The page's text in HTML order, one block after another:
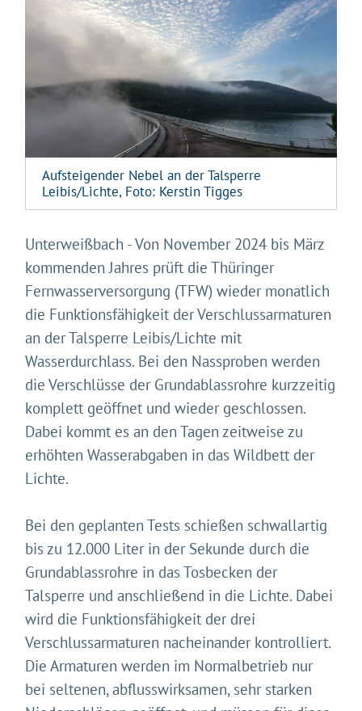
Aufsteigender Nebel an der Talsperre
Leibis/Lichte, Foto: Kerstin Tigges
Unterweißbach - Von November 2024 bis März
kommenden Jahres prüft die Thüringer
Fernwasserversorgung (TFW) wieder monatlich
die Funktionsfähigkeit der Verschlussarmaturen
an der Talsperre Leibis/Lichte mit
Wasserdurchlass. Bei den Nassproben werden
die Verschlüsse der Grundablassrohre kurzzeitig
komplett geöffnet und wieder geschlossen.
Dabei kommt es an den Tagen zeitweise zu
erhöhten Wasserabgaben in das Wildbett der
Lichte.
Bei den geplanten Tests schießen schwallartig
bis zu 12.000 Liter in der Sekunde durch die
Grundablassrohre in das Tosbecken der
Talsperre und anschließend in die Lichte. Dabei
wird die Funktionsfähigkeit der drei
Verschlussarmaturen nacheinander kontrolliert.
Die Armaturen werden im Normalbetrieb nur
bei seltenen, abflusswirksamen, sehr starken